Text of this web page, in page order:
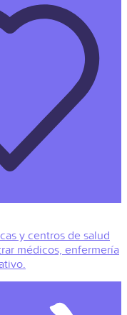
y centros de salud
médicos, enfermería